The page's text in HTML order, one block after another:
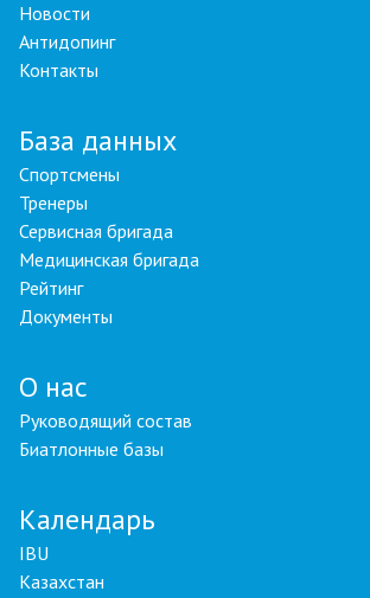
Новости
Антидопинг
Контакты
База данных
Спортсмены
Тренеры
Сервисная бригада
Медицинская бригада
Рейтинг
Документы
О нас
Руководящий состав
Биатлонные базы
Календарь
IBU
Казахстан